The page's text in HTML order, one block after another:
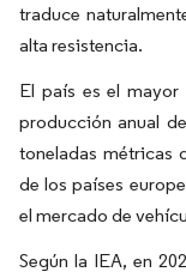
traduce
alta resistencia.
El país es el
producción anual
toneladas métricas
de los países
el mercado de
Según la IEA, en